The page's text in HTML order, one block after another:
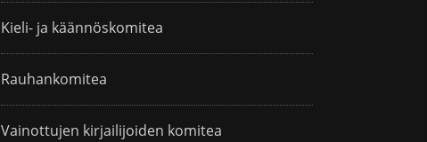
Kieli- ja käännöskomitea
Rauhankomitea
Vainottujen kirjailijoiden komitea